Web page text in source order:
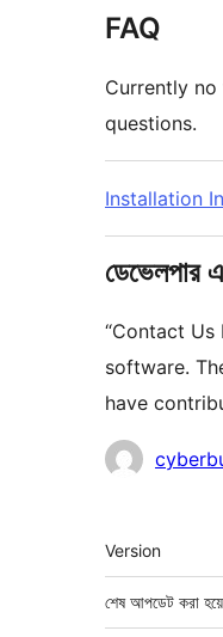
FAQ
Currently
questions.
Installation
ডেভেলপার
“Contact Us
software.
have
কন্ট্রিবিউটর
মেটা
Version
শেষ আপডেট করা